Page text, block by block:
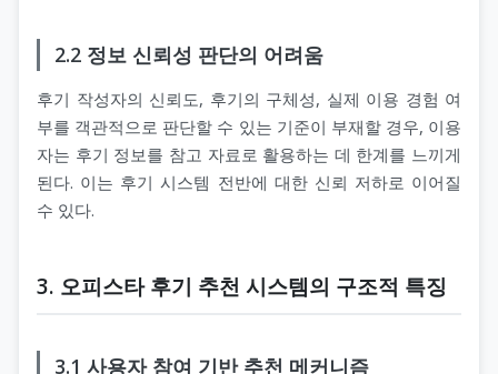
2.2 정보 신뢰성 판단의 어려움
후기 작성자의 신뢰도, 후기의 구체성, 실제 이용 경험 여
부를 객관적으로 판단할 수 있는 기준이 부재할 경우, 이용
자는 후기 정보를 참고 자료로 활용하는 데 한계를 느끼게
된다. 이는 후기 시스템 전반에 대한 신뢰 저하로 이어질
수 있다.
3. 오피스타 후기 추천 시스템의 구조적 특징
3.1 사용자 참여 기반 추천 메커니즘